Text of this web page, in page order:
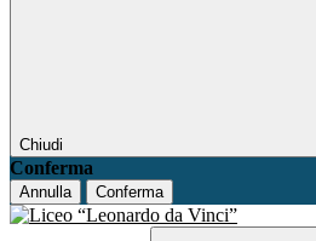
Chiudi
Conferma
Annulla Conferma